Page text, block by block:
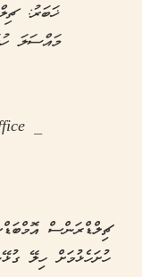
ޚަބަރު:
ޗިލްޑްރަންސް
ހުށަހެޅުމަށް ހިލޭ